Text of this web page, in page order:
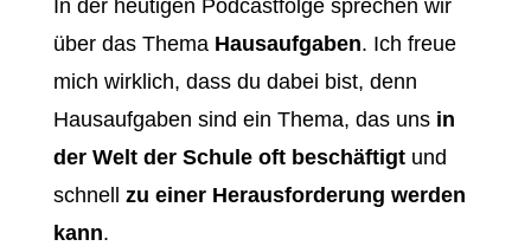
In der heutigen Podcastfolge sprechen wir
über das Thema Hausaufgaben. Ich freue
mich wirklich, dass du dabei bist, denn
Hausaufgaben sind ein Thema, das uns in
der Welt der Schule oft beschäftigtund
schnell zu einer Herausforderung werden
kann.